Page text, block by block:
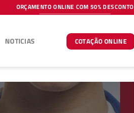
ORÇAMENTO ONLINE COM 50% DESCONTO
NOTICIAS COTAÇÃO ONLINE